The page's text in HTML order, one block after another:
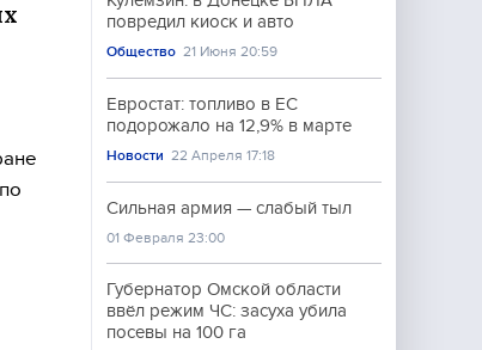
повредил киоск и авто
Общество 21 Июня 20:59
Евростат: топливо в ЕС
подорожало на 12,9% в марте
Новости 22 Апреля 17:18
Сильная армия — слабый тыл
01 Февраля 23:00
Губернатор Омской области
ввёл режим ЧС: засуха убила
посевы на 100 га